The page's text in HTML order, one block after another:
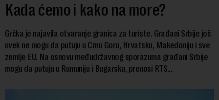
Kada ćemo i kako na more?
Grčka je najavila otvaranje granica za turiste. Građani Srbije još
uvek ne mogu da putuju u Crnu Goru, Hrvatsku, Makedoniju i sve
zemlje EU. Na osnovu međudržavnog sporazuma građani Srbije
mogu da putuju u Rumuniju i Bugarsku, prenosi RTS...